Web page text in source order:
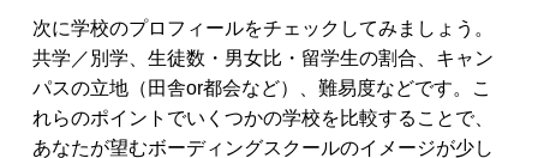
次に学校のプロフィールをチェックしてみましょう。
共学／別学、生徒数・男女比・留学生の割合、キャン
パスの立地（田舎or都会など）、難易度などです。こ
れらのポイントでいくつかの学校を比較することで、
あなたが望むボーディングスクールのイメージが少し